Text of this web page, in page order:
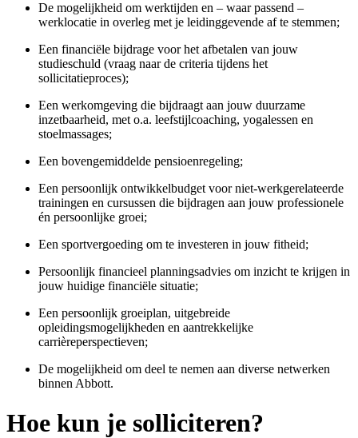
De mogelijkheid om werktijden en – waar passend –
werklocatie in overleg met je leidinggevende af te stemmen;
Een financiële bijdrage voor het afbetalen van jouw
studieschuld (vraag naar de criteria tijdens het
sollicitatieproces);
Een werkomgeving die bijdraagt aan jouw duurzame
inzetbaarheid, met o.a. leefstijlcoaching, yoga­lessen en
stoelmassages;
Een bovengemiddelde pensioenregeling;
Een persoonlijk ontwikkelbudget voorniet‑werkgerelateerde
trainingen en cursussen die bijdragen aan jouw professionele
én persoonlijke groei;
Een sportvergoeding om te investeren in jouw fitheid;
Persoonlijk financieel planningsadvies om inzicht te krijgen in
jouw huidige financiële situatie;
Een persoonlijk groeiplan, uitgebreide
opleidingsmogelijkheden en aantrekkelijke
carrièreperspectieven;
De mogelijkheid om deel te nemen aan diverse netwerken
binnen Abbott.
Hoe kun je solliciteren?